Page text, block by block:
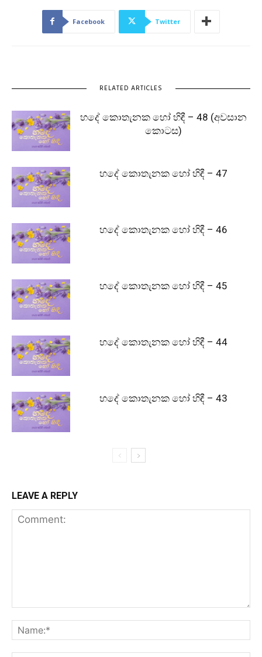
Facebook Twitter
RELATED ARTICLES
හදේ කොතැනක හෝ හිඳී – 48 (අවසාන
කොටස)
හදේ කොතැනක හෝ හිඳී – 47
හදේ කොතැනක හෝ හිඳී – 46
හදේ කොතැනක හෝ හිඳී – 45
හදේ කොතැනක හෝ හිඳී – 44
හදේ කොතැනක හෝ හිඳී – 43
LEAVE A REPLY